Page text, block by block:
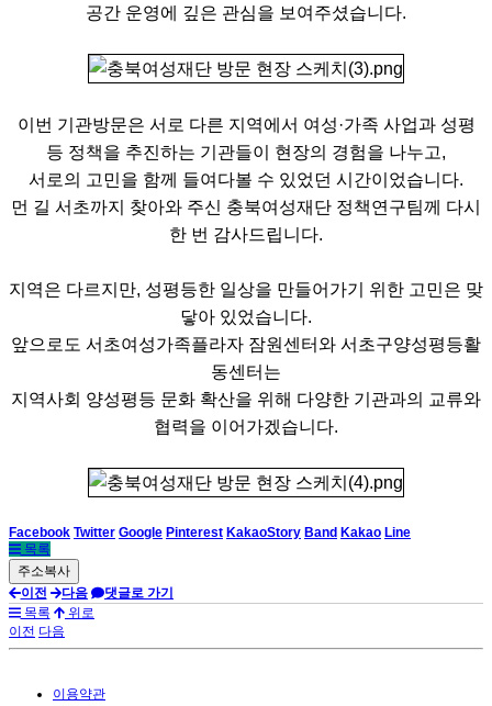
공간 운영에 깊은 관심을 보여주셨습니다.
이번 기관방문은 서로 다른 지역에서 여성·가족 사업과 성평
등 정책을 추진하는 기관들이 현장의 경험을 나누고,
서로의 고민을 함께 들여다볼 수 있었던 시간이었습니다.
먼 길 서초까지 찾아와 주신 충북여성재단 정책연구팀께 다시
한 번 감사드립니다.
지역은 다르지만, 성평등한 일상을 만들어가기 위한 고민은 맞
닿아 있었습니다.
앞으로도 서초여성가족플라자 잠원센터와 서초구양성평등활
동센터는
지역사회 양성평등 문화 확산을 위해 다양한 기관과의 교류와
협력을 이어가겠습니다.
Facebook Twitter Google Pinterest KakaoStory Band Kakao Line
목록
이전 다음
댓글로 가기
목록
위로
이전 다음
이용약관